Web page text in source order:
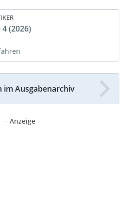
(2026)
im Ausgabenarchiv
- Anzeige -